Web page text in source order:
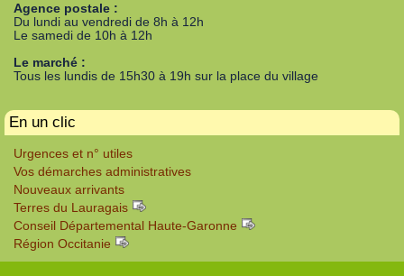
Agence postale :
Du lundi au vendredi de 8h à 12h
Le samedi de 10h à 12h
Le marché :
Tous les lundis de 15h30 à 19h sur la place du village
En un clic
Urgences et n° utiles
Vos démarches administratives
Nouveaux arrivants
Terres du Lauragais
Conseil Départemental Haute-Garonne
Région Occitanie